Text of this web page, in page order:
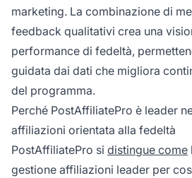
marketing. La combinazione di
feedback qualitativi crea una
performance di fedeltà,
guidata dai dati che migliora
del programma.
Perché PostAffiliatePro è leader
affiliazioni orientata alla fedeltà
PostAffiliatePro si distingue come
gestione affiliazioni leader per